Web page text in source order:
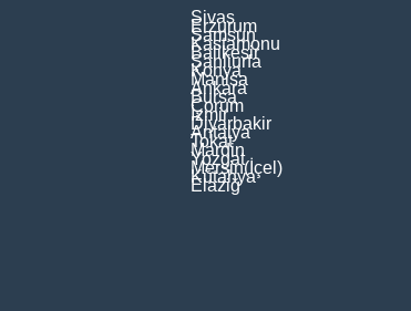
Sivas
Erzurum
Samsun
Kastamonu
Balikesir
Şanliurfa
Konya
Manisa
Ankara
Bursa
Çorum
İzmir
Diyarbakir
Antalya
Tokat
Mardin
Yozgat
Mersin(İçel)
Kütahya
Elaziğ